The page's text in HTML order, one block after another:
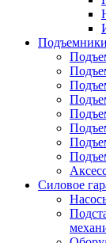
Подъемники
Силовое